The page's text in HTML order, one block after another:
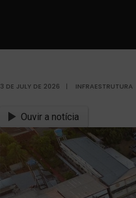
3 DE JULY DE 2026 | INFRAESTRUTURA
Ouvir a notícia